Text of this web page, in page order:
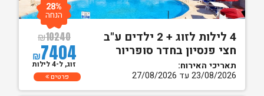
4 לילות לזוג + 2 ילדים ע"ב
חצי פנסיון בחדר סופריור
תאריכי האירוח:
23/08/2026 עד 27/08/2026
₪10240
₪7404
28%
הנחה
זוג, ל-4 לילות
פרטים